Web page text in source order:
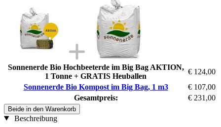
Sonnenerde Bio Hochbeeterde im Big Bag AKTION,
1 Tonne + GRATIS Heuballen
€ 124,00
Sonnenerde Bio Kompost im Big Bag, 1 m3
€ 107,00
Gesamtpreis:
€ 231,00
Beide in den Warenkorb
Beschreibung